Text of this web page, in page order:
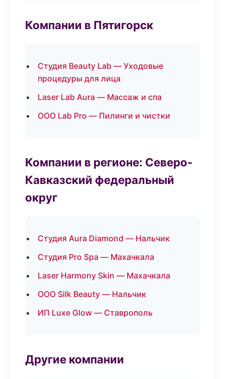
Компании в Пятигорск
Студия Beauty Lab — Уходовые
процедуры для лица
Laser Lab Aura — Массаж и спа
ООО Lab Pro — Пилинги и чистки
Компании в регионе: Северо-
Кавказский федеральный
округ
Студия Aura Diamond — Нальчик
Студия Pro Spa — Махачкала
Laser Harmony Skin — Махачкала
ООО Silk Beauty — Нальчик
ИП Luxe Glow — Ставрополь
Другие компании